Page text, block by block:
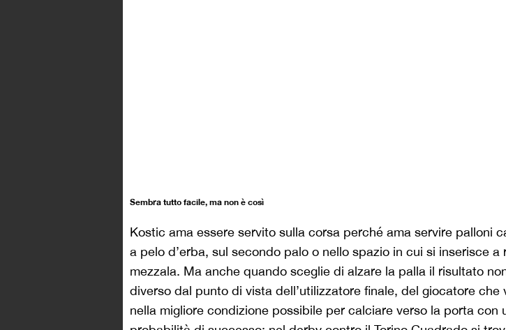
Sembra tutto facile, ma non è così
Kostic ama essere servito sulla corsa perché ama servire palloni
a pelo d’erba, sul secondo palo o nello spazio in cui si inserisce a
mezzala. Ma anche quando sceglie di alzare la palla il risultato
diverso dal punto di vista dell’utilizzatore finale, del giocatore che
nella migliore condizione possibile per calciare verso la porta con